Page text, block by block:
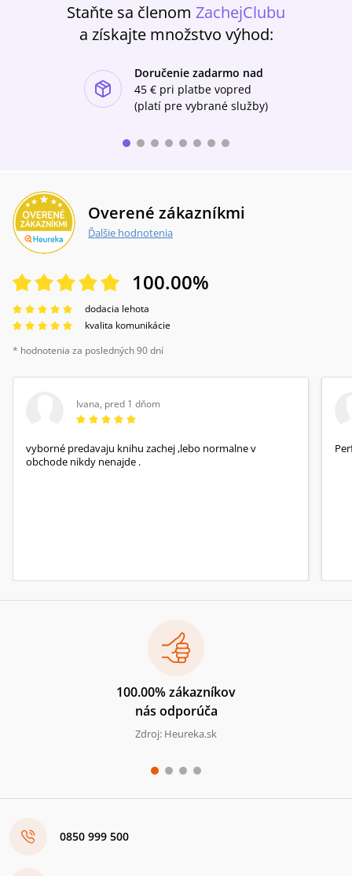
Staňte sa členom ZachejClubu
a získajte množstvo výhod:
Doručenie zadarmo nad
45 € pri platbe vopred
(platí pre vybrané služby)
Overené zákazníkmi
Ďalšie hodnotenia
100.00%
dodacia lehota
kvalita komunikácie
* hodnotenia za posledných 90 dní
Ivana, pred 1 dňom
vyborné predavaju knihu zachej ,lebo normalne v
obchode nikdy nenajde .
100.00% zákazníkov
nás odporúča
Zdroj: Heureka.sk
0850 999 500